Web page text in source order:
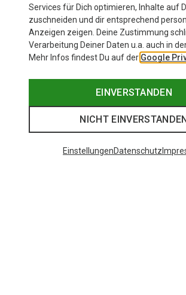
Services für Dich optimieren, Inhalte auf
zuschneiden und dir entsprechend
Anzeigen zeigen. Deine Zustimmung
Verarbeitung Deiner Daten u.a. auch in
Mehr Infos findest Du auf der Google
EINVERSTANDEN
NICHT
EinstellungenDatenschutz